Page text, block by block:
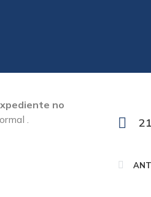
no
.